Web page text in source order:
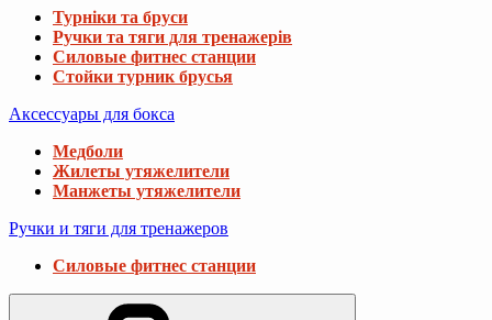
Турніки та бруси
Ручки та тяги для тренажерів
Силовые фитнес станции
Стойки турник брусья
Аксессуары для бокса
Медболи
Жилеты утяжелители
Манжеты утяжелители
Ручки и тяги для тренажеров
Силовые фитнес станции